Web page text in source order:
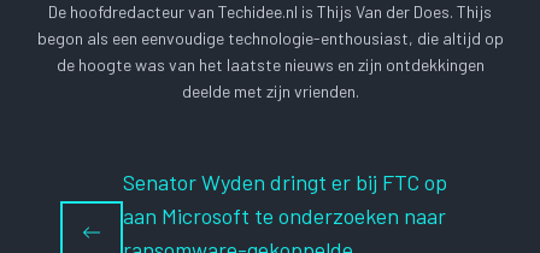
De hoofdredacteur van Techidee.nl is Thijs Van der Does. Thijs
begon als een eenvoudige technologie-enthousiast, die altijd op
de hoogte was van het laatste nieuws en zijn ontdekkingen
deelde met zijn vrienden.
Senator Wyden dringt er bij FTC op
aan Microsoft te onderzoeken naar